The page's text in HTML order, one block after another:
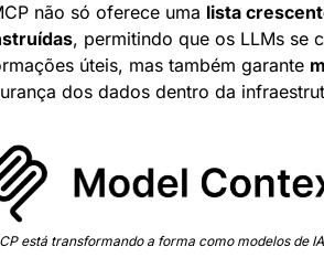
não só oferece uma lista
, permitindo que os LLMs se
úteis, mas também garante
dos dados dentro da
está transformando a forma como modelos de